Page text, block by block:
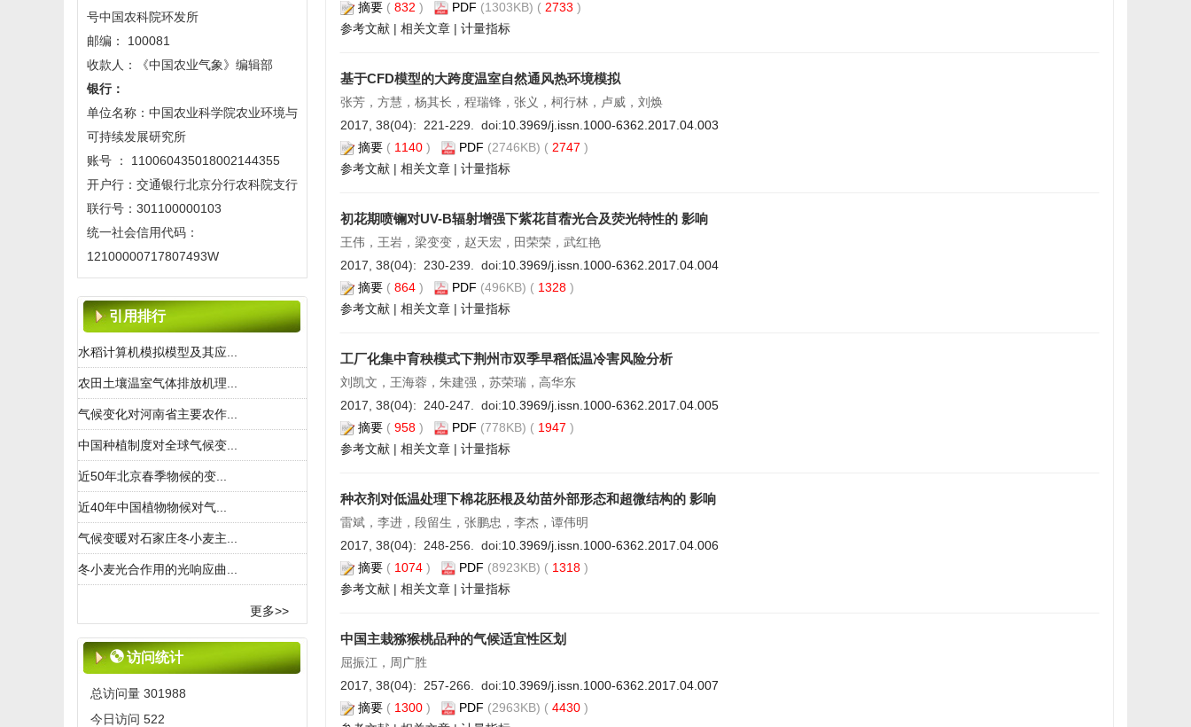
2014-10-10
2012-07-13
开通启事
2011-09-28
关于期刊网站开放时间临时调整
的公告
关于春节假期网站关闭的公告
关于举办中国农学会农业气象分
会2020年学术年会的通知
《中国农业气象》投稿系统升级
及微平台运行提示
2020-10-20
《中国农业气象》征订启事
《中国农业气象》入选世界学术
期刊学术影响力前25%期刊
2019-01-16
《中国农业气象》2017年改月刊
2016-07-20
国精品科技期刊
2014-10-10
2013征订和变更刊期启事
2012-07-13
《中国农业气象》在线投稿系统
号中国农科院环发所
邮编： 100081
收款人：《中国农业气象》编辑部
银行：
单位名称：中国农业科学院农业环境与
可持续发展研究所
账号 ： 110060435018002144355
开户行：交通银行北京分行农科院支行
联行号：301100000103
统一社会信用代码：
12100000717807493W
引用排行
水稻计算机模拟模型及其应...
农田土壤温室气体排放机理...
气候变化对河南省主要农作...
中国种植制度对全球气候变...
近50年北京春季物候的变...
近40年中国植物物候对气...
气候变暖对石家庄冬小麦主...
冬小麦光合作用的光响应曲...
更多>>
访问统计
总访问量 301988
今日访问 522
摘要 ( 832 ) PDF (1303KB) ( 2733 )
参考文献 | 相关文章 | 计量指标
基于CFD模型的大跨度温室自然通风热环境模拟
张芳，方慧，杨其长，程瑞锋，张义，柯行林，卢威，刘焕
2017, 38(04): 221-229. doi:10.3969/j.issn.1000-6362.2017.04.003
摘要 ( 1140 ) PDF (2746KB) ( 2747 )
参考文献 | 相关文章 | 计量指标
初花期喷镧对UV-B辐射增强下紫花苜蓿光合及荧光特性的 影响
王伟，王岩，梁变变，赵天宏，田荣荣，武红艳
2017, 38(04): 230-239. doi:10.3969/j.issn.1000-6362.2017.04.004
摘要 ( 864 ) PDF (496KB) ( 1328 )
参考文献 | 相关文章 | 计量指标
工厂化集中育秧模式下荆州市双季早稻低温冷害风险分析
刘凯文，王海蓉，朱建强，苏荣瑞，高华东
2017, 38(04): 240-247. doi:10.3969/j.issn.1000-6362.2017.04.005
摘要 ( 958 ) PDF (778KB) ( 1947 )
参考文献 | 相关文章 | 计量指标
种衣剂对低温处理下棉花胚根及幼苗外部形态和超微结构的 影响
雷斌，李进，段留生，张鹏忠，李杰，谭伟明
2017, 38(04): 248-256. doi:10.3969/j.issn.1000-6362.2017.04.006
摘要 ( 1074 ) PDF (8923KB) ( 1318 )
参考文献 | 相关文章 | 计量指标
中国主栽猕猴桃品种的气候适宜性区划
屈振江，周广胜
2017, 38(04): 257-266. doi:10.3969/j.issn.1000-6362.2017.04.007
摘要 ( 1300 ) PDF (2963KB) ( 4430 )